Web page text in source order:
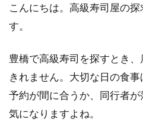
こんにちは。高級寿司屋の
す。
豊橋で高級寿司を探すとき
きれません。大切な日の食事
予約が間に合うか、同行者
気になりますよね。